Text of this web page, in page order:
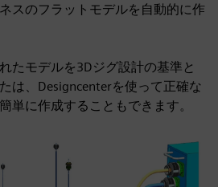
スのフラットモデルを自動的に作
たモデルを3Dジグ設計の基準と
は、Designcenterを使って正確な
単に作成することもできます。